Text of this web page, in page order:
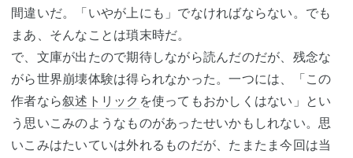
間違いだ。「いやが上にも」でなければならない。でも
まあ、そんなことは瑣末時だ。
で、文庫が出たので期待しながら読んだのだが、残念な
がら世界崩壊体験は得られなかった。一つには、「この
作者なら叙述トリック を使ってもおかしくはない」とい
う思いこみのようなものがあったせいかもしれない。思
いこみはたいていは外れるものだが、たまたま今回は当